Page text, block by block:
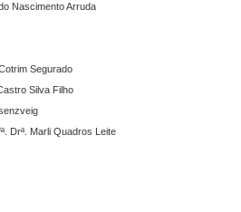
Nascimento Arruda
Segurado
Silva Filho
Drª. Marli Quadros Leite